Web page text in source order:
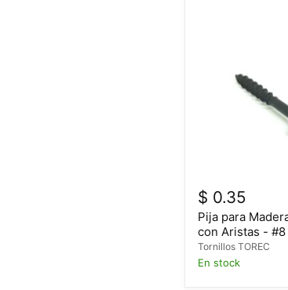
$ 0.35
Pija para
con Aristas -
Tornillos TOREC
En stock